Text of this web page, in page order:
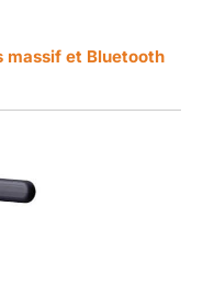
massif et Bluetooth